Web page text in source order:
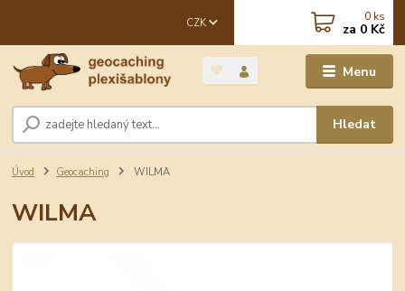
Menu
CZK
Hledat
0 ks
za 0 Kč
Úvod Geocaching WILMA
WILMA